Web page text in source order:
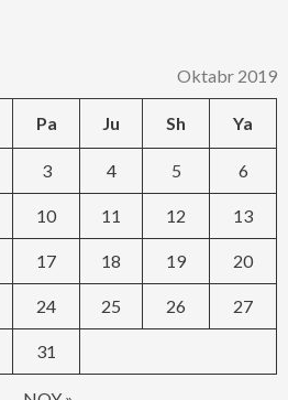
Oktabr 2019
Pa Ju Sh Ya
3 4 5 6
10 11 12 13
17 18 19 20
24 25 26 27
31